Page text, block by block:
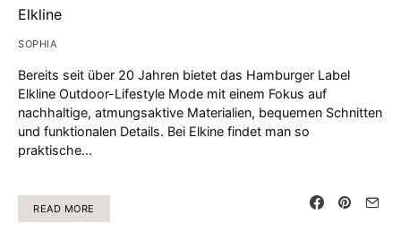
Elkline
SOPHIA
Bereits seit über 20 Jahren bietet das Hamburger Label
Elkline Outdoor-Lifestyle Mode mit einem Fokus auf
nachhaltige, atmungsaktive Materialien, bequemen Schnitten
und funktionalen Details. Bei Elkine findet man so
praktische…
READ MORE